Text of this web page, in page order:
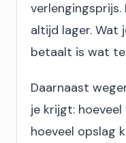
verlengingsprijs.
altijd lager. Wat
betaalt is wat
Daarnaast
je krijgt:
hoeveel opslag